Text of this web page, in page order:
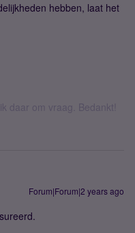
hebben, laat het
daar om vraag. Bedankt!
Forum|Forum|2 years ago